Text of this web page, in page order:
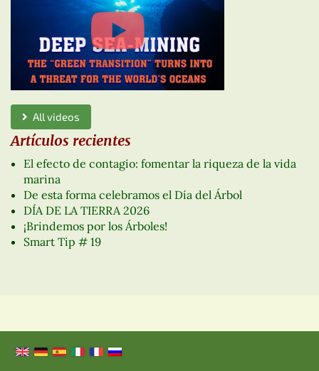
All videos
Artículos recientes
El efecto de contagio: fomentar la riqueza de la vida
marina
De esta forma celebramos el Día del Árbol
DÍA DE LA TIERRA 2026
¡Brindemos por los Árboles!
Smart Tip # 19